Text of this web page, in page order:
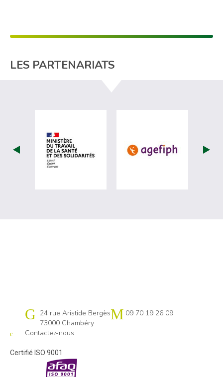
LES PARTENARIATS
visiter les site de Ministère du travail
visiter les
Cap emploi 73-74
24 rue Aristide Bergès
73000 Chambéry
09 70 19 26 09
Contactez-nous
Certifié ISO 9001